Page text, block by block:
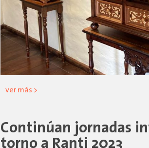
ver más >
Continúan jornadas
torno a Ranti 2023